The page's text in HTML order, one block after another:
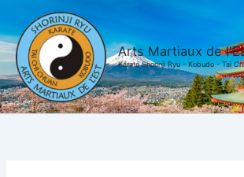
contenu
Arts Martiaux de
Karaté Shorinji Ryu - Kobudo - Tai